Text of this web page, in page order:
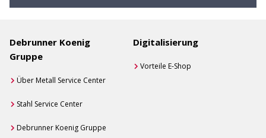
Debrunner Koenig
Gruppe
Über Metall Service Center
Stahl Service Center
Debrunner Koenig Gruppe
Digitalisierung
Vorteile E-Shop